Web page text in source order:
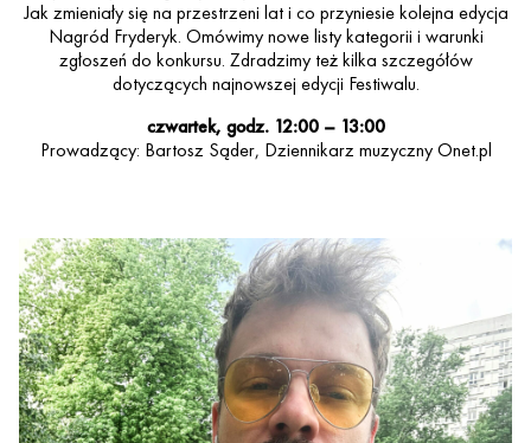
Jak zmieniały się na przestrzeni lat i co przyniesie kolejna edycja
Nagród Fryderyk. Omówimy nowe listy kategorii i warunki
zgłoszeń do konkursu. Zdradzimy też kilka szczegółów
dotyczących najnowszej edycji Festiwalu.
czwartek, godz. 12:00 – 13:00
Prowadzący: Bartosz Sąder, Dziennikarz muzyczny Onet.pl